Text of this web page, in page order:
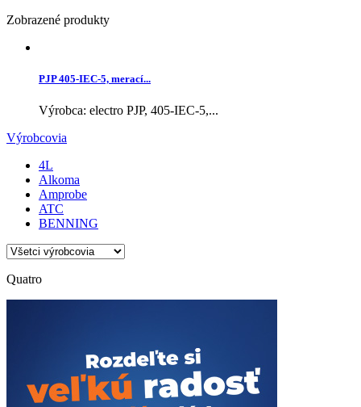
Zobrazené produkty
PJP 405-IEC-5, merací...
Výrobca: electro PJP, 405-IEC-5,...
Výrobcovia
4L
Alkoma
Amprobe
ATC
BENNING
Quatro